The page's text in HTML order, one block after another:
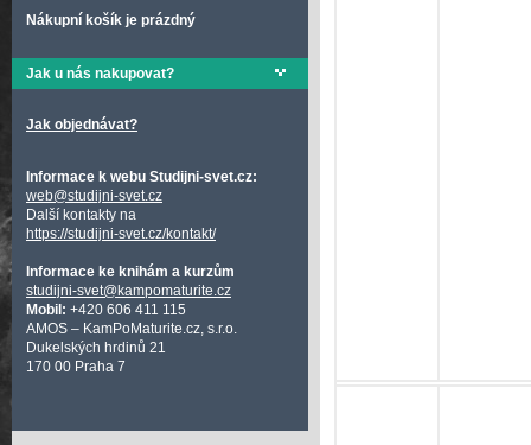
Nákupní košík je prázdný
Jak u nás nakupovat?
Jak objednávat?
Informace k webu Studijni-svet.cz:
web@studijni-svet.cz
Další kontakty na
https://studijni-svet.cz/kontakt/
Informace ke knihám a kurzům
studijni-svet@kampomaturite.cz
Mobil: +420 606 411 115
AMOS – KamPoMaturite.cz, s.r.o.
Dukelských hrdinů 21
170 00 Praha 7